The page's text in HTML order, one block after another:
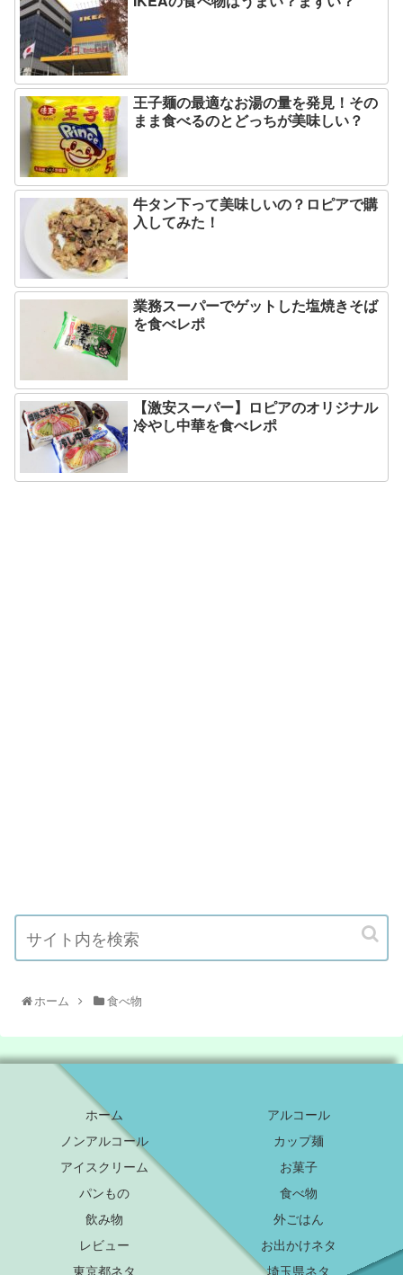
王子麺の最適なお湯の量を発見！その
まま食べるのとどっちが美味しい？
牛タン下って美味しいの？ロピアで購
入してみた！
業務スーパーでゲットした塩焼きそば
を食べレポ
【激安スーパー】ロピアのオリジナル
冷やし中華を食べレポ
ホーム 食べ物
ホーム
アルコール
ノンアルコール
カップ麺
アイスクリーム
お菓子
パンもの
食べ物
飲み物
外ごはん
レビュー
お出かけネタ
東京都ネタ
埼玉県ネタ